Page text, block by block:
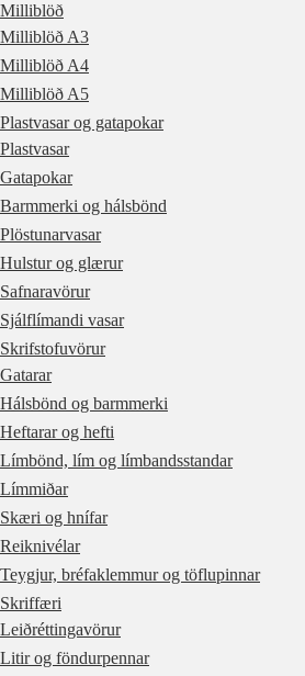
Milliblöð
Milliblöð A3
Milliblöð A4
Milliblöð A5
Plastvasar og gatapokar
Plastvasar
Gatapokar
Barmmerki og hálsbönd
Plöstunarvasar
Hulstur og glærur
Safnaravörur
Sjálflímandi vasar
Skrifstofuvörur
Gatarar
Hálsbönd og barmmerki
Heftarar og hefti
Límbönd, lím og límbandsstandar
Límmiðar
Skæri og hnífar
Reiknivélar
Teygjur, bréfaklemmur og töflupinnar
Skriffæri
Leiðréttingavörur
Litir og föndurpennar